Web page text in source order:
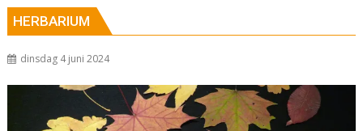
HERBARIUM
dinsdag 4 juni 2024